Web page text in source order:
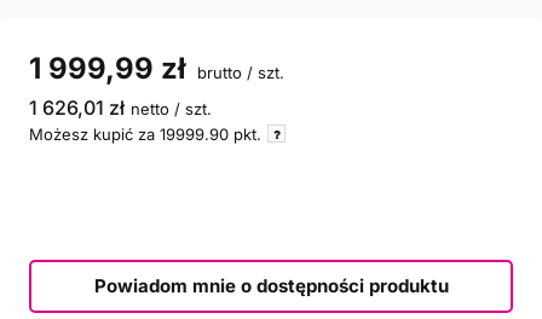
1 999,99 zł brutto / szt.
1 626,01 zł netto / szt.
Możesz kupić za 19999.90 pkt.
Powiadom mnie o dostępności produktu